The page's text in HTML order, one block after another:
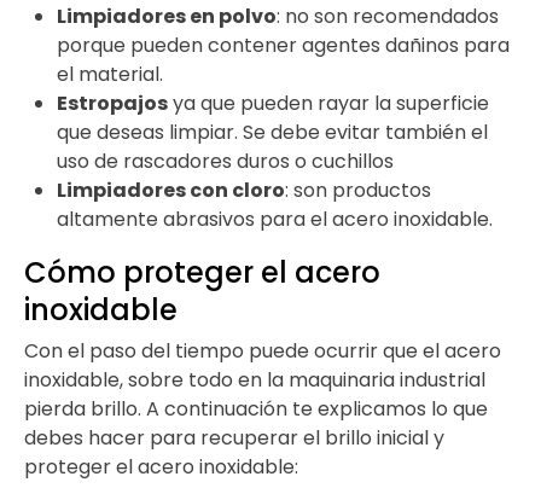
Limpiadores en polvo: no son recomendados
porque pueden contener agentes dañinos para
el material.
Estropajosya que pueden rayar la superficie
que deseas limpiar. Se debe evitar también el
uso de rascadores duros o cuchillos
Limpiadores con cloro: son productos
altamente abrasivos para el acero inoxidable.
Cómo proteger el acero
inoxidable
Con el paso del tiempo puede ocurrir que el acero
inoxidable, sobre todo en la maquinaria industrial
pierda brillo. A continuación te explicamos lo que
debes hacer para recuperar el brillo inicial y
proteger el acero inoxidable: